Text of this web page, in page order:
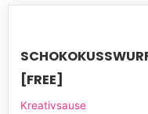
[FREE]
Kreativsause